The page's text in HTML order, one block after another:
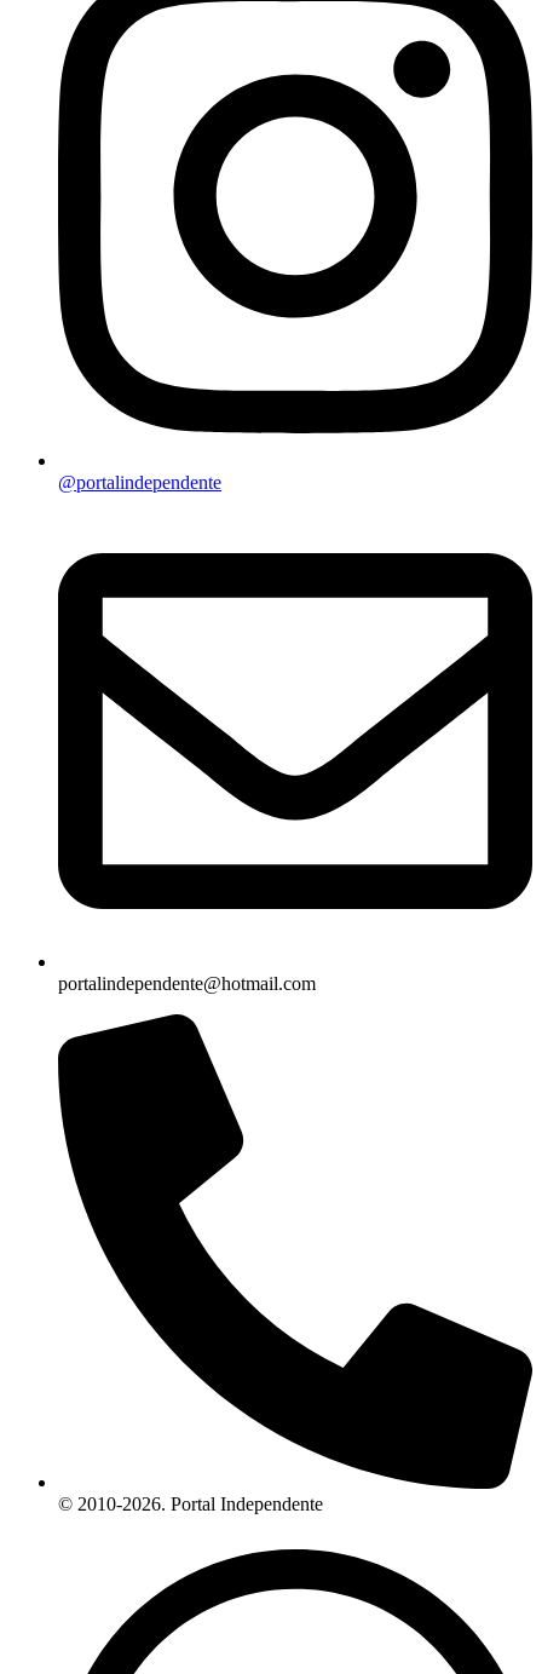
@portalindependente
portalindependente@hotmail.com
© 2010-2026. Portal Independente